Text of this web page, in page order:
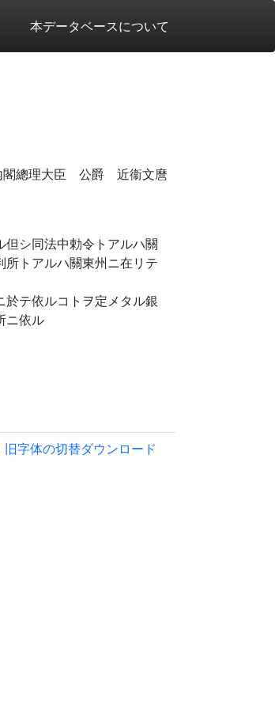
本データベースについて
閣總理大臣 公爵 近衞文麿
シ同法中勅令トアルハ關
トアルハ關東州ニ在リテ
テ依ルコトヲ定メタル銀
ニ依ル
旧字体の切替ダウンロード